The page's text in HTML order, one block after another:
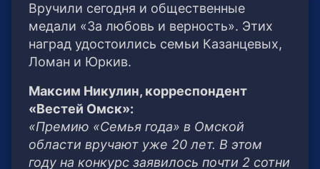
Вручили сегодня и общественные
медали «За любовь и верность». Этих
наград удостоились семьи Казанцевых,
Ломан и Юркив.
Максим Никулин, корреспондент
«Вестей Омск»:
«Премию «Семья года» в Омской
области вручают уже 20 лет. В этом
году на конкурс заявилось почти 2 сотни